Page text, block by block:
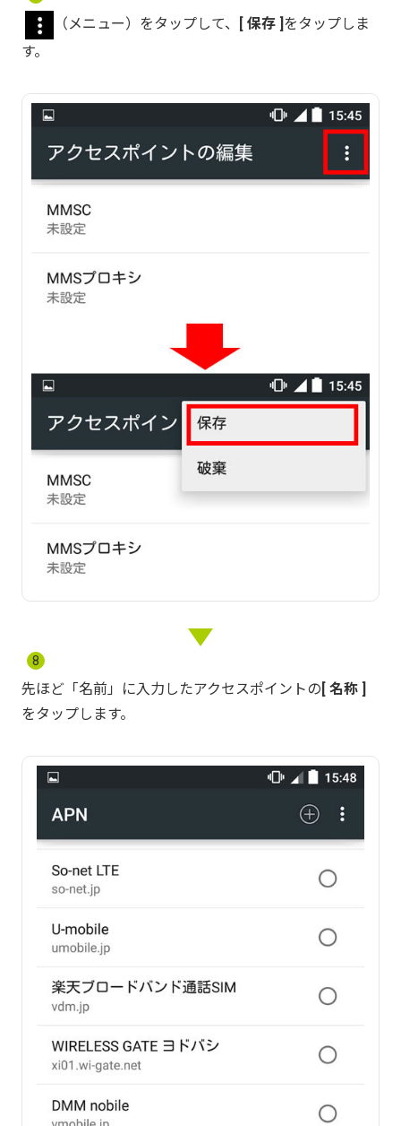
（メニュー）をタップして、 保存 をタップしま
す。
8
先ほど「名前」に入力したアクセスポイントの 名称
をタップします。